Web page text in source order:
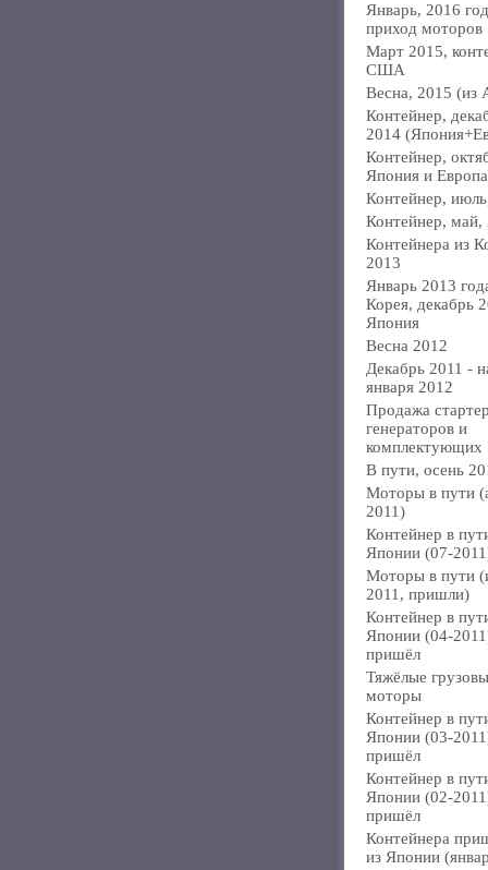
Январь, 2016
приход моторов
Март 2015,
США
Весна, 2015 (из
Контейнер,
2014
Контейнер,
Япония и
Контейнер,
Контейнер, май,
Контейнера из
2013
Январь 2013
Корея, декабрь
Япония
Весна 2012
Декабрь 2011 -
января 2012
Продажа
генераторов и
комплектующих
В пути, осень
Моторы в пути
2011)
Контейнер в
Японии (07-
Моторы в пути
2011, пришли)
Контейнер в
Японии (04-
пришёл
Тяжёлые
моторы
Контейнер в
Японии (03-
пришёл
Контейнер в
Японии (02-
пришёл
Контейнера
из Японии